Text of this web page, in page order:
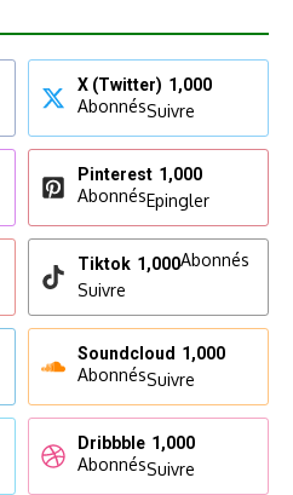
X (Twitter) 1,000
AbonnésSuivre
Pinterest 1,000
AbonnésEpingler
Tiktok 1,000Abonnés
Suivre
Soundcloud 1,000
AbonnésSuivre
Dribbble 1,000
AbonnésSuivre